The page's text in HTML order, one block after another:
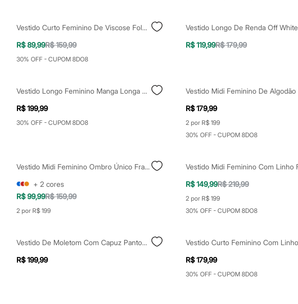
Moda esportiva
Shorts e Saias
Vestidos
Masculino
Em alta
Novidades
Roupas
Bermudas
Camisas
Calças
Acessórios
Bolsas e Mochilas
Chapéus e Bonés
Cintos
Carteiras
Óculos
Botas
Sapatos
Vestido Curto Feminino De Viscose Folhagens Vermelho
R$ 89,99R$ 159,99
30% OFF - CUPOM 8DO8
Vestido Longo De Renda Off White
R$ 119,99R$ 179,99
Vestido Longo Feminino Manga Longa Franzido Roxo
R$ 199,99
30% OFF - CUPOM 8DO8
R$ 179,99
2 por R$ 199
30% OFF - CUPOM 8DO8
Vestido Midi Feminino Ombro Único Franzido Off White
+ 2 cores
R$ 99,99R$ 159,99
2 por R$ 199
R$ 149,99R$ 219,99
2 por R$ 199
30% OFF - CUPOM 8DO8
Vestido De Moletom Com Capuz Pantone Roxo
R$ 199,99
R$ 179,99
30% OFF - CUPOM 8DO8